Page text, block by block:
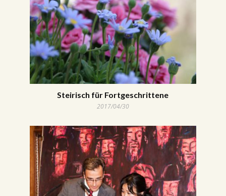
Steirisch für Fortgeschrittene
2017/04/30